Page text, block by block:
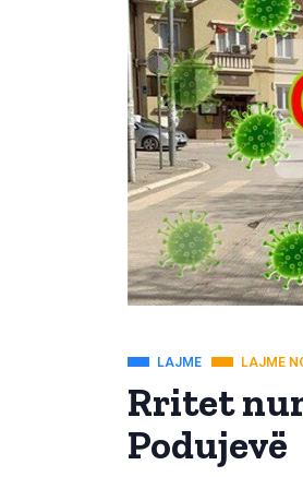
LAJME LAJME
Rritet
Podujevë